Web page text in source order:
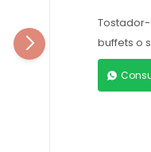
buffets o